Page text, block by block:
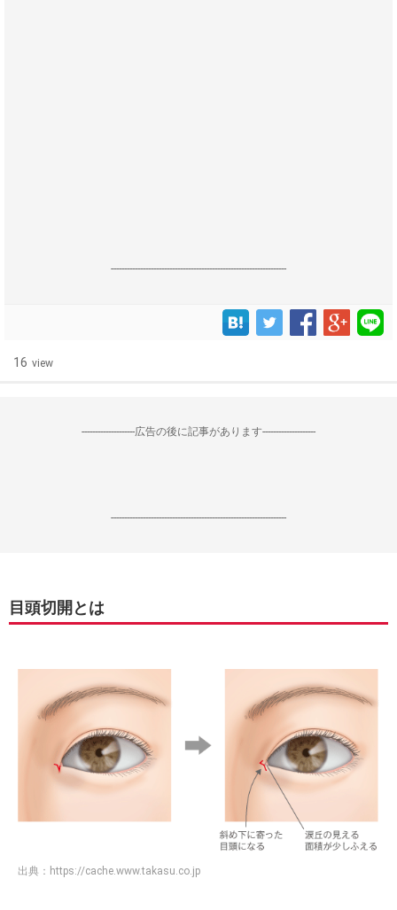
------------------------------------------------------------------
16 view
--------------------広告の後に記事があります--------------------
------------------------------------------------------------------
目頭切開とは
出典： https://cache.www.takasu.co.jp